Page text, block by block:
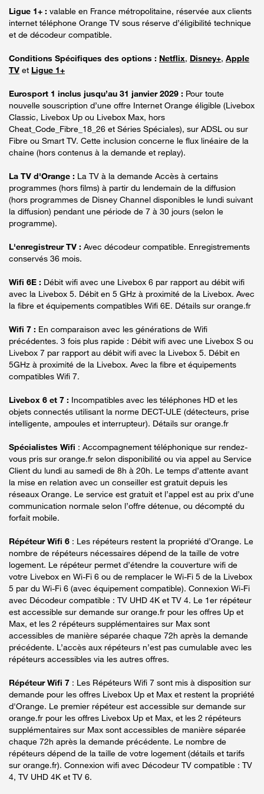
Ligue 1+ : valable en France métropolitaine, réservée aux clients
internet téléphone Orange TV sous réserve d’éligibilité technique
et de décodeur compatible.
Conditions Spécifiques des options : Netflix, Disney+, Apple
TV et Ligue 1+
Eurosport 1 inclus jusqu’au 31 janvier 2029 : Pour toute
nouvelle souscription d’une offre Internet Orange éligible (Livebox
Classic, Livebox Up ou Livebox Max, hors
Cheat_Code_Fibre_18_26 et Séries Spéciales), sur ADSL ou sur
Fibre ou Smart TV. Cette inclusion concerne le flux linéaire de la
chaine (hors contenus à la demande et replay).
La TV d'Orange : La TV à la demande Accès à certains
programmes (hors films) à partir du lendemain de la diffusion
(hors programmes de Disney Channel disponibles le lundi suivant
la diffusion) pendant une période de 7 à 30 jours (selon le
programme).
L'enregistreur TV : Avec décodeur compatible. Enregistrements
conservés 36 mois.
Wifi 6E : Débit wifi avec une Livebox 6 par rapport au débit wifi
avec la Livebox 5. Débit en 5 GHz à proximité de la Livebox. Avec
la fibre et équipements compatibles Wifi 6E. Détails sur orange.fr
Wifi 7 : En comparaison avec les générations de Wifi
précédentes. 3 fois plus rapide : Débit wifi avec une Livebox S ou
Livebox 7 par rapport au débit wifi avec la Livebox 5. Débit en
5GHz à proximité de la Livebox. Avec la fibre et équipements
compatibles Wifi 7.
Livebox 6 et 7 : Incompatibles avec les téléphones HD et les
objets connectés utilisant la norme DECT-ULE (détecteurs, prise
intelligente, ampoules et interrupteur). Détails sur orange.fr
Spécialistes Wifi : Accompagnement téléphonique sur rendez-
vous pris sur orange.fr selon disponibilité ou via appel au Service
Client du lundi au samedi de 8h à 20h. Le temps d’attente avant
la mise en relation avec un conseiller est gratuit depuis les
réseaux Orange. Le service est gratuit et l’appel est au prix d’une
communication normale selon l’offre détenue, ou décompté du
forfait mobile.
Répéteur Wifi 6 : Les répéteurs restent la propriété d’Orange. Le
nombre de répéteurs nécessaires dépend de la taille de votre
logement. Le répéteur permet d’étendre la couverture wifi de
votre Livebox en Wi-Fi 6 ou de remplacer le Wi-Fi 5 de la Livebox
5 par du Wi-Fi 6 (avec équipement compatible). Connexion Wi-Fi
avec Décodeur compatible : TV UHD 4K et TV 4. Le 1er répéteur
est accessible sur demande sur orange.fr pour les offres Up et
Max, et les 2 répéteurs supplémentaires sur Max sont
accessibles de manière séparée chaque 72h après la demande
précédente. L’accès aux répéteurs n’est pas cumulable avec les
répéteurs accessibles via les autres offres.
Répéteur Wifi 7 : Les Répéteurs Wifi 7 sont mis à disposition sur
demande pour les offres Livebox Up et Max et restent la propriété
d'Orange. Le premier répéteur est accessible sur demande sur
orange.fr pour les offres Livebox Up et Max, et les 2 répéteurs
supplémentaires sur Max sont accessibles de manière séparée
chaque 72h après la demande précédente. Le nombre de
répéteurs dépend de la taille de votre logement (détails et tarifs
sur orange.fr). Connexion wifi avec Décodeur TV compatible : TV
4, TV UHD 4K et TV 6.